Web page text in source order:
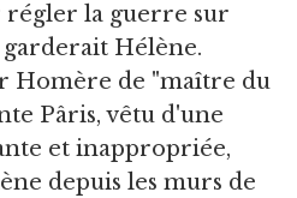
la guerre sur
Hélène.
Homère de "maître du
Pâris, vêtu d'une
et inappropriée,
depuis les murs de